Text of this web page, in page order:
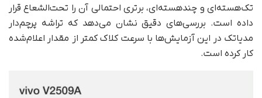
تک‌هسته‌ای و چند‌هسته‌ای، برتری احتمالی آن را تحت‌الشعاع قرار
داده است. بررسی‌های دقیق نشان می‌دهد که تراشه پرچم‌دار
مدیاتک در این آزمایش‌ها با سرعت کلاک کمتر از مقدار اعلام‌شده
کار کرده است.